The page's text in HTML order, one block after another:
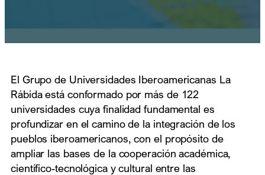
El Grupo de Universidades Iberoamericanas La
Rábida está conformado por más de 122
universidades cuya finalidad fundamental es
profundizar en el camino de la integración de los
pueblos iberoamericanos, con el propósito de
ampliar las bases de la cooperación académica,
científico-tecnológica y cultural entre las